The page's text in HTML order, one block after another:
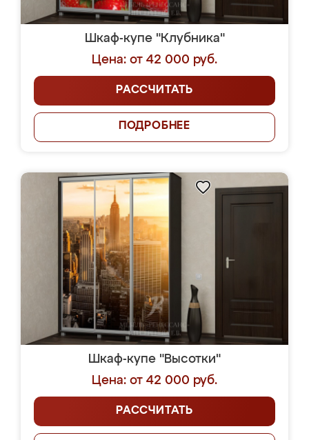
Шкаф-купе "Клубника"
Цена: от 42 000 руб.
РАССЧИТАТЬ
ПОДРОБНЕЕ
Шкаф-купе "Высотки"
Цена: от 42 000 руб.
РАССЧИТАТЬ